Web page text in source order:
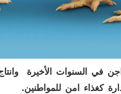
في السنوات الأخيرة
كغذاء امن للمواطنين.